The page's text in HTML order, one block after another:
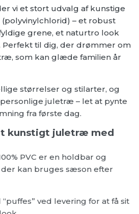
vi et stort udvalg af kunstige
(polyvinylchlorid) – et robust
grene, et naturtro look
til dig, der drømmer om
som kan glæde familien år
størrelser og stilarter, og
juletræ – let at pynte
fra første dag.
kunstigt juletræ med
PVC er en holdbar og
der kan bruges sæson efter
ved levering for at få sit